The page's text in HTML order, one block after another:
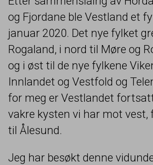
og Fjordane ble Vestland et
januar2020. Det nye fylket
Rogaland, i nord til Møre og
og i øst til de nye fylkene
Innlandet og Vestfold og
for meg er Vestlandet
vakre kysten vi har mot vest,
til Ålesund.
Jeg har besøkt denne